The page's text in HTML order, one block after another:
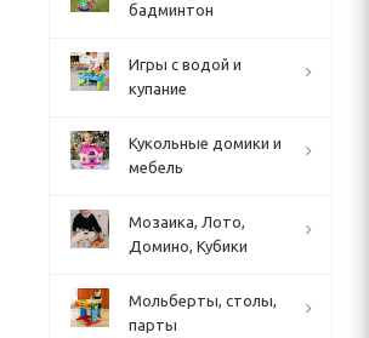
бадминтон
Игры с водой и
купание
Кукольные домики и
мебель
Мозаика, Лото,
Домино, Кубики
Мольберты, столы,
парты